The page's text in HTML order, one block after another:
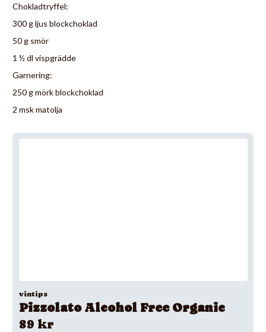
Chokladtryffel:
300 g ljus blockchoklad
50 g smör
1 ½ dl vispgrädde
Garnering:
250 g mörk blockchoklad
2 msk matolja
vintips
Pizzolato Alcohol Free Organic
89 kr